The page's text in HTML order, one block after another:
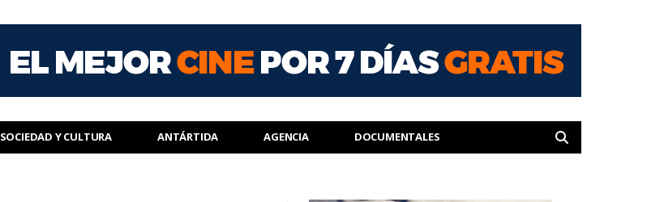
SOCIEDAD Y CULTURA ANTÁRTIDA AGENCIA DOCUMENTALES